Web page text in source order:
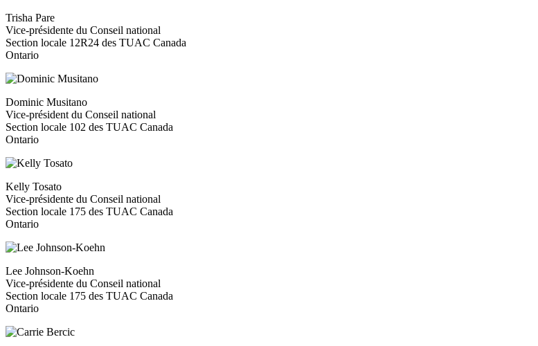
Trisha Pare
Vice-présidente du Conseil national
Section locale 12R24 des TUAC Canada
Ontario
Dominic Musitano
Vice-président du Conseil national
Section locale 102 des TUAC Canada
Ontario
Kelly Tosato
Vice-présidente du Conseil national
Section locale 175 des TUAC Canada
Ontario
Lee Johnson-Koehn
Vice-présidente du Conseil national
Section locale 175 des TUAC Canada
Ontario